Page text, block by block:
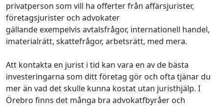
privatperson som vill ha offerter från affärsjurister,
företagsjurister och advokater
gällande exempelvis avtalsfrågor, internationell handel,
imaterialrätt, skattefrågor, arbetsrätt, med mera.
Att kontakta en jurist i tid kan vara en av de bästa
investeringarna som ditt företag gör och ofta tjänar du
mer än vad det skulle kunna kostat utan juristhjälp. I
Örebro finns det många bra advokatfbyråer och